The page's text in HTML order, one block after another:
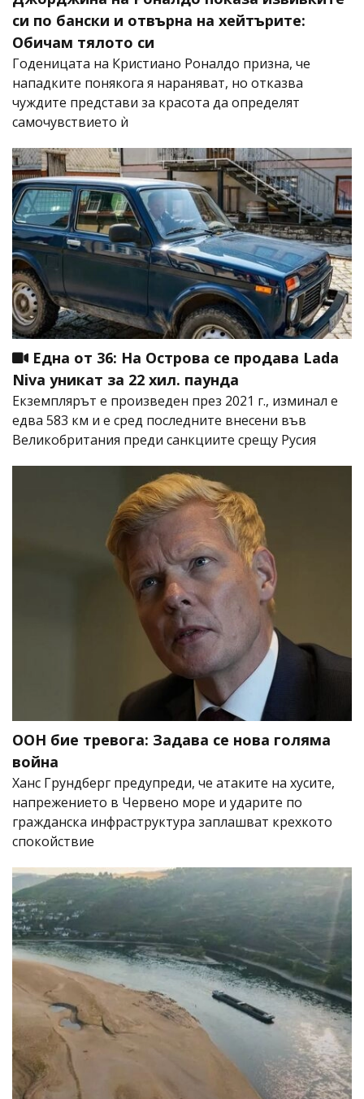
си по бански и отвърна на хейтърите:
Обичам тялото си
Годеницата на Кристиано Роналдо призна, че
нападките понякога я нараняват, но отказва
чуждите представи за красота да определят
самочувствието ѝ
Една от 36: На Острова се продава Lada
Niva уникат за 22 хил. паунда
Екземплярът е произведен през 2021 г., изминал е
едва 583 км и е сред последните внесени във
Великобритания преди санкциите срещу Русия
ООН бие тревога: Задава се нова голяма
война
Ханс Грундберг предупреди, че атаките на хусите,
напрежението в Червено море и ударите по
гражданска инфраструктура заплашват крехкото
спокойствие